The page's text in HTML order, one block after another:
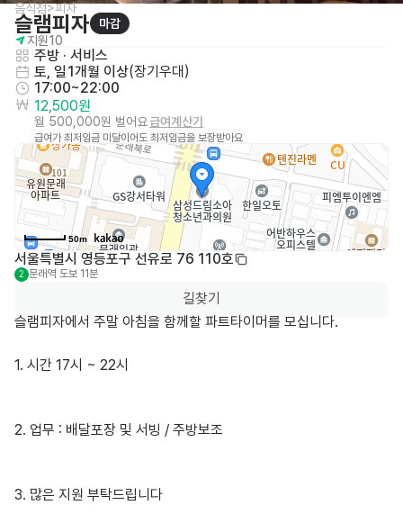
음식점>피자
슬램피자
마감
지원10
주방 · 서비스
토, 일1개월 이상(장기우대 )
17:00~22:00
12,500원
월 500,000원 벌어요급여계산기
급여가 최저임금 미달이어도 최저임금을 보장받아요
50m
서울특별시 영등포구 선유로 76 110호
2 문래역 도보 11분
길찾기
슬램피자에서 주말 아침을 함께할 파트타이머를 모십니다.
1. 시간 17시 ~ 22시
2. 업무 : 배달포장 및 서빙 / 주방보조
3. 많은 지원 부탁드립니다